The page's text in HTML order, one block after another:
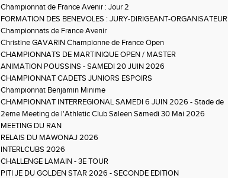
Championnat de France Avenir : Jour 2
FORMATION DES BENEVOLES : JURY-DIRIGEANT-ORGANISATEUR
Championnats de France Avenir
Christine GAVARIN Championne de France Open
CHAMPIONNATS DE MARTINIQUE OPEN / MASTER
ANIMATION POUSSINS - SAMEDI 20 JUIN 2026
CHAMPIONNAT CADETS JUNIORS ESPOIRS
Championnat Benjamin Minime
CHAMPIONNAT INTERREGIONAL SAMEDI 6 JUIN 2026 - Stade de
Gosier
2eme Meeting de l'Athletic Club Saleen Samedi 30 Mai 2026
MEETING DU RAN
RELAIS DU MAWONAJ 2026
INTERLCUBS 2026
CHALLENGE LAMAIN - 3E TOUR
PITI JE DU GOLDEN STAR 2026 - SECONDE EDITION